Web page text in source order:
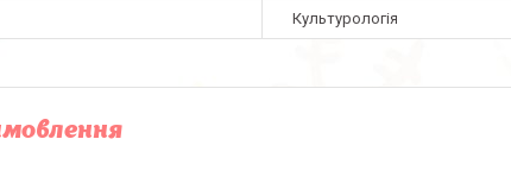
Культурологія